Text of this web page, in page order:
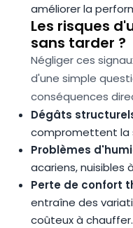
améliorer la
Les risques
sans tarder ?
Négliger ces
d'une simple
conséquences
Dégâts
compromettent la
Problèmes
acariens, nuisibles
Perte de confort
entraîne des
coûteux à